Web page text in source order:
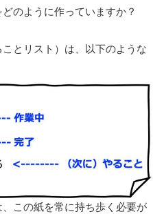
のように作っていますか？
とリスト）は、以下のような
この紙を常に持ち歩く必要が